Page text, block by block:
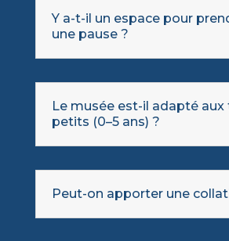
Y a-t-il un espace pour
une pause ?
Le musée est-il adapté
petits (0–5 ans) ?
Peut-on apporter une